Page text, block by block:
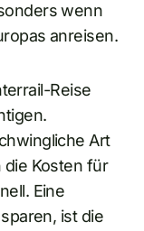
wenn
anreisen.
Reise
Art
die Kosten für
Eine
ist die